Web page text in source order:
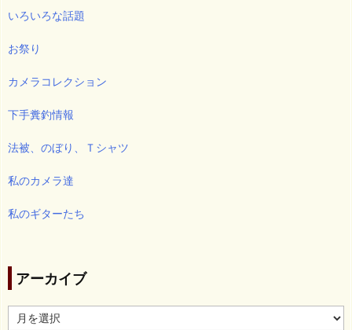
いろいろな話題
お祭り
カメラコレクション
下手糞釣情報
法被、のぼり、Ｔシャツ
私のカメラ達
私のギターたち
アーカイブ